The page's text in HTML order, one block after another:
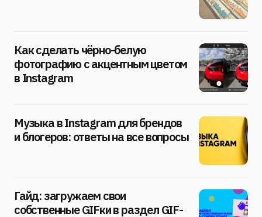
Как сделать чёрно-белую
фотографию с акцентным цветом
в Instagram
Музыка в Instagram для брендов
и блогеров: ответы на все вопросы
Гайд: загружаем свои
собственные GIFки в раздел GIF-